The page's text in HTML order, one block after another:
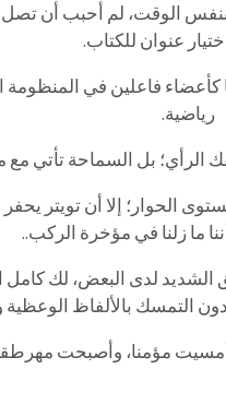
الوقت، لم أحبب أن تصل
عنوان للكتاب.
فاعلين في المنظومة
رياضية.
بل السماحة تأتي مع
إلا أن تويتر يحفر
أننا ما زلنا في مؤخرة الركب..
الشديد لدى البعض، لك
التمسك بالألفاظ الوعظية
مؤمنا، وأصبحت